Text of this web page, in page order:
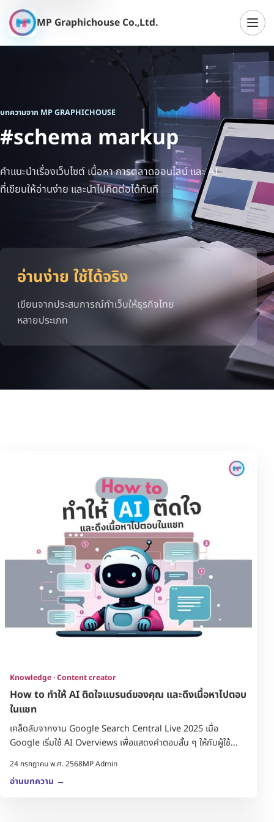
MP Graphichouse Co.,Ltd.
เปิด
บทความจาก MP GRAPHICHOUSE
#schema markup
คำแนะนำเรื่องเว็บไซต์ เนื้อหา การตลาดออนไลน์ และ AI
ที่เขียนให้อ่านง่าย และนำไปคิดต่อได้ทันที
อ่านง่าย ใช้ได้จริง
เขียนจากประสบการณ์ทำเว็บให้ธุรกิจไทย
หลายประเภท
Knowledge · Content creator
How to ทำให้ AI ติดใจแบรนด์ของคุณ และดึงเนื้อหาไปตอบ
ในแชท
เคล็ดลับจากงาน Google Search Central Live 2025 เมื่อ
Google เริ่มใช้ AI Overviews เพื่อแสดงคำตอบสั้น ๆ ให้กับผู้ใช้...
24 กรกฎาคม พ.ศ. 2568MP Admin
อ่านบทความ →